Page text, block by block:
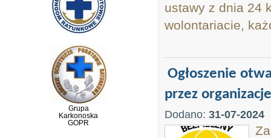
Grupa
Karkonoska
GOPR
ustawy z dnia 24
wolontariacie,
Ogłoszenie
przez
Dodano: 31-07-2024